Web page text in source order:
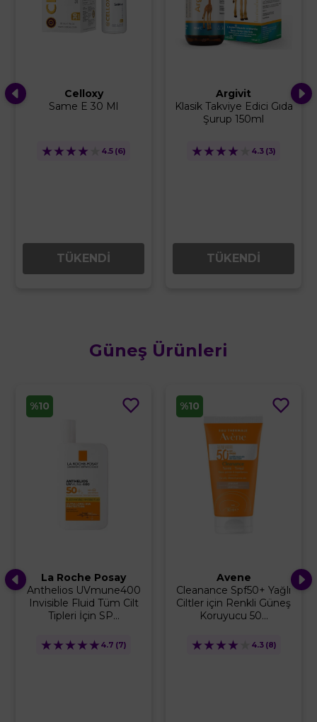
Argivit
Klasik Takviye Edici Gıda
★
★
★
★ 4.3 (3)
TÜKENDİ
Sambucol
Plus 15 Kapsül
★
★
★
★ 4.8 (4)
TÜKENDİ
Güneş Ürünleri
%10
Avene
Cleanance Spf50+ Yağlı
Ciltler için Renkli Güneş
Koruyucu 50...
★
★
★
★
★ 4.3 (8)
%10
Milk Shake
SunScreen Sun More
Güneş Koruyucu Vücut
Sütü Spf 30 140 ml
★
★
★
★ 4.3 (4)